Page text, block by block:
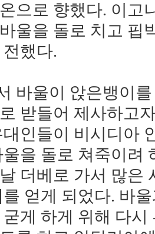
으로 향했다. 이고
울을 돌로 치고 핍
했다.
바울이 앉은뱅이
받들어 제사하고
인들이 비시디아
을 돌로 쳐죽이려
더베로 가서 많은
얻게 되었다. 바
게 하게 위해 다